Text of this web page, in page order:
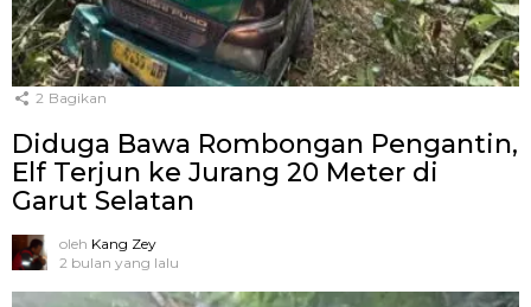
2 Bagikan
Diduga Bawa Rombongan Pengantin,
Elf Terjun ke Jurang 20 Meter di
Garut Selatan
oleh Kang Zey
2 bulan yang lalu